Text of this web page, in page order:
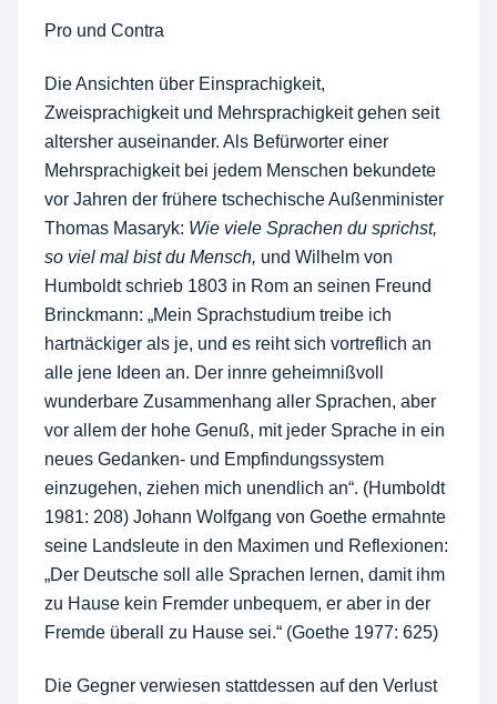
Pro und Contra
Die Ansichten über Einsprachigkeit,
Zweisprachigkeit und Mehrsprachigkeit gehen seit
altersher auseinander. Als Befürworter einer
Mehrsprachigkeit bei jedem Menschen bekundete
vor Jahren der frühere tschechische Außenminister
Thomas Masaryk: Wie viele Sprachen du sprichst,
so viel mal bist du Mensch, und Wilhelm von
Humboldt schrieb 1803 in Rom an seinen Freund
Brinckmann: „Mein Sprachstudium treibe ich
hartnäckiger als je, und es reiht sich vortreflich an
alle jene Ideen an. Der innre geheimnißvoll
wunderbare Zusammenhang aller Sprachen, aber
vor allem der hohe Genuß, mit jeder Sprache in ein
neues Gedanken- und Empfindungssystem
einzugehen, ziehen mich unendlich an“. (Humboldt
1981: 208) Johann Wolfgang von Goethe ermahnte
seine Landsleute in den Maximen und Reflexionen:
„Der Deutsche soll alle Sprachen lernen, damit ihm
zu Hause kein Fremder unbequem, er aber in der
Fremde überall zu Hause sei.“ (Goethe 1977: 625)
Die Gegner verwiesen stattdessen auf den Verlust